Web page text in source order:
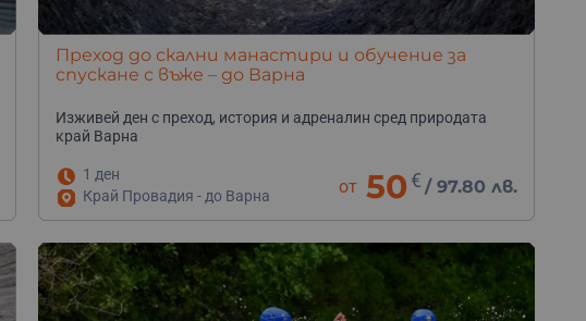
Преход до скални манастири и обучение за
спускане с въже – до Варна
Изживей ден с преход, история и адреналин сред природата
край Варна
1 ден
Край Провадия - до Варна
от 50 € /97.80 лв.